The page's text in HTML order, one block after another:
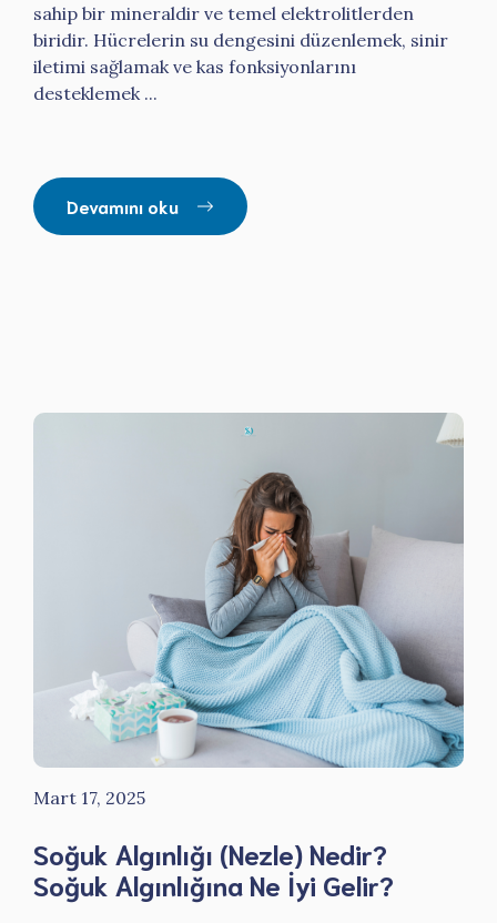
sahip bir mineraldir ve temel elektrolitlerden
biridir. Hücrelerin su dengesini düzenlemek, sinir
iletimi sağlamak ve kas fonksiyonlarını
desteklemek ...
Devamını oku
Mart 17, 2025
Soğuk Algınlığı (Nezle) Nedir?
Soğuk Algınlığına Ne İyi Gelir?